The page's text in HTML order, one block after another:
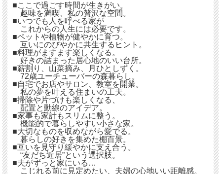
■ここで過ごす時間が生きがい。
趣味を満喫、私の贅沢な空間。
■いつでも人を呼べる家が
これからの人生には必要です。
■ペットや植物が健やかに育つ。
互いにのびやかに共生するヒント。
■料理がますます楽しくなる。
好きの詰まった居心地のいい台所。
■薪割り、山菜摘み、月ひとしずく。
72歳ユーチューバーの森暮らし。
■自宅でお店やサロン、教室を開業。
私の夢を叶える住まいの工夫。
■掃除や片づけも楽しくなる、
配置と動線のアイデア。
■家事も家計もスリムに整う。
機能的で暮らしやすい小さな家。
■大切なものを収めながら愛でる。
暮らしの好きを集めた棚百景。
■互いを見守り緩やかに支え合う。
“友だち近居”という選択肢。
■夫がずっと家にいる…
こじれる前に見定めたい、夫婦の心地いい距離感。